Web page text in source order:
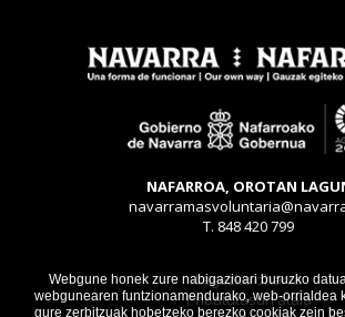
Webgune honek zure nabigazioari buruzko
webgunearen funtzionamendurako, web-orrialdea
gure zerbitzuak hobetzeko berezko cookiak zein
NAFARROA, OROTAN
T. 848 420 799
Legezko oharra
Pribatutasun atala